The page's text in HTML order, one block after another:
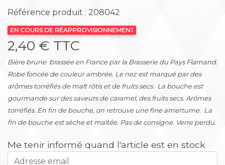
Référence produit : 208042
EN COURS DE RÉAPPROVISIONNEMENT
2,40 € TTC
Bière brune brassée en France par la Brasserie du Pays Flamand.
Robe foncée de couleur ambrée. Le nez est marqué par des
arômes torréfiés de malt rôtis et de fruits secs. La bouche est
gourmande sur des saveurs de caramel, des fruits secs. Arômes
torréfiés. En fin de bouche, on retrouve une fine amertume. La
fin de bouche est sèche et maltée. Pas de consigne. Verre perdu.
Me tenir informé quand l'article est en stock